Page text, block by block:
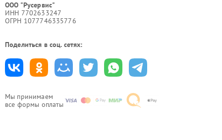
Мы принимаем
все формы оплаты
ООО "Русервис"
ИНН 7702633247
ОГРН 1077746335776
Поделиться в соц. сетях: